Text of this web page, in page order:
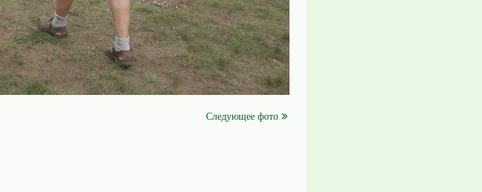
Следующее фото